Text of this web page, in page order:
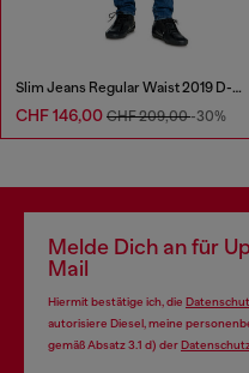
Slim Jeans Regular Waist 2019 D-Strukt
CHF 146,00 CHF 209,00-30%
Melde Dich an für
Mail
Hiermit bestätige ich, die
autorisiere Diesel, meine
gemäß Absatz 3.1 d) der